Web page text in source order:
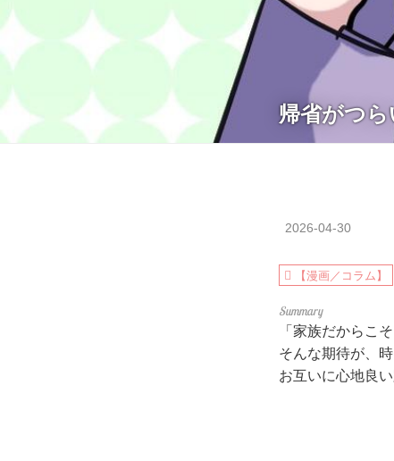
帰省がつ
2026-04-30
【漫画／コラム】
「家族だからこ
そんな期待が、
お互いに心地良